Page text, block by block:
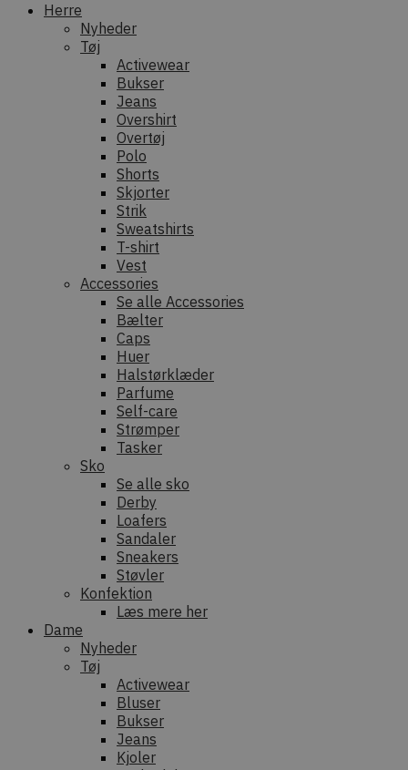
Herre
Nyheder
Tøj
Activewear
Bukser
Jeans
Overshirt
Overtøj
Polo
Shorts
Skjorter
Strik
Sweatshirts
T-shirt
Vest
Accessories
Se alle Accessories
Bælter
Caps
Huer
Halstørklæder
Parfume
Self-care
Strømper
Tasker
Sko
Se alle sko
Derby
Loafers
Sandaler
Sneakers
Støvler
Konfektion
Læs mere her
Dame
Nyheder
Tøj
Activewear
Bluser
Bukser
Jeans
Kjoler